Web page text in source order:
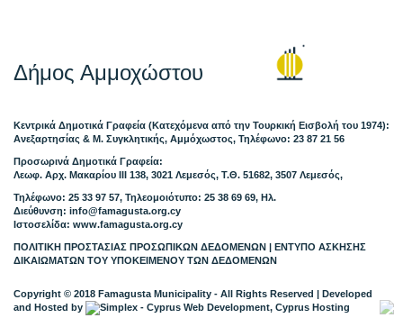
Δήμος Αμμοχώστου
Κεντρικά Δημοτικά Γραφεία (Κατεχόμενα από την Τουρκική Εισβολή του 1974):
Ανεξαρτησίας & Μ. Συγκλητικής, Αμμόχωστος, Τηλέφωνο: 23 87 21 56
Προσωρινά Δημοτικά Γραφεία:
Λεωφ. Αρχ. Μακαρίου ΙΙΙ 138, 3021 Λεμεσός, Τ.Θ. 51682, 3507 Λεμεσός,
Τηλέφωνο: 25 33 97 57, Τηλεομοιότυπο: 25 38 69 69, Ηλ.
Διεύθυνση: info@famagusta.org.cy
Ιστοσελίδα: www.famagusta.org.cy
ΠΟΛΙΤΙΚΗ ΠΡΟΣΤΑΣΙΑΣ ΠΡΟΣΩΠΙΚΩΝ ΔΕΔΟΜΕΝΩΝ
ΕΝΤΥΠΟ ΑΣΚΗΣΗΣ
ΔΙΚΑΙΩΜΑΤΩΝ ΤΟΥ ΥΠΟΚΕΙΜΕΝΟΥ ΤΩΝ ΔΕΔΟΜΕΝΩΝ
Copyright © 2018 Famagusta Municipality - All Rights Reserved
| Developed
and Hosted by